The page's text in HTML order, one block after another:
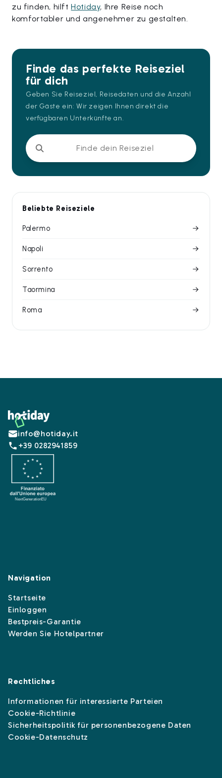
zu finden, hilftHotiday, Ihre Reise noch
komfortabler und angenehmer zu gestalten.
Finde das perfekte Reiseziel
für dich
Geben Sie Reiseziel, Reisedaten und die Anzahl
der Gäste ein: Wir zeigen Ihnen direkt die
verfügbaren Unterkünfte an.
Finde dein Reiseziel
Beliebte Reiseziele
Palermo
Napoli
Sorrento
Taormina
Roma
Footer
info@hotiday.it
+39 0282941859
Navigation
Startseite
Einloggen
Bestpreis-Garantie
Werden Sie Hotelpartner
Rechtliches
Informationen für interessierte Parteien
Cookie-Richtlinie
Sicherheitspolitik für personenbezogene Daten
Cookie-Datenschutz